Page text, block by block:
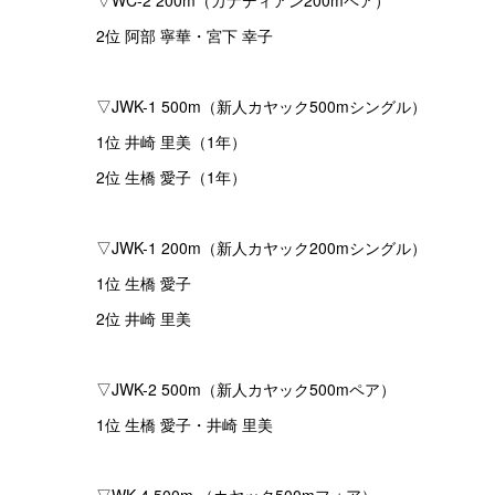
2位 阿部 寧華・宮下 幸子
▽JWK-1 500m（新人カヤック500mシングル）
1位 井崎 里美（1年）
2位 生橋 愛子（1年）
▽JWK-1 200m（新人カヤック200mシングル）
1位 生橋 愛子
2位 井崎 里美
▽JWK-2 500m（新人カヤック500mペア）
1位 生橋 愛子・井崎 里美